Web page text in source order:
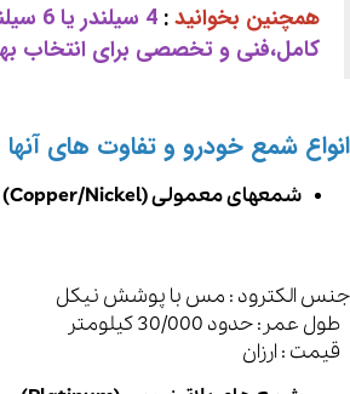
همچنین بخوانید:
4
کامل،فنی و تخصصی برای انتخاب
انواع شمع خودرو و تفاوت های آنها
شمعهای معمولی (Copper/Nickel)
جنس الکترود : مس با پوشش نیکل
طول عمر: حدود 30/000 کیلومتر
قیمت : ارزان